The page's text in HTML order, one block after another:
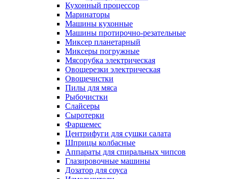
Кухонный процессор
Маринаторы
Машины кухонные
Машины протирочно-резательные
Миксер планетарный
Миксеры погружные
Мясорубка электрическая
Овощерезки электрическая
Овощечистки
Пилы для мяса
Рыбочистки
Слайсеры
Сыротерки
Фаршемес
Центрифуги для сушки салата
Шприцы колбасные
Аппараты для спиральных чипсов
Глазировочные машины
Дозатор для соуса